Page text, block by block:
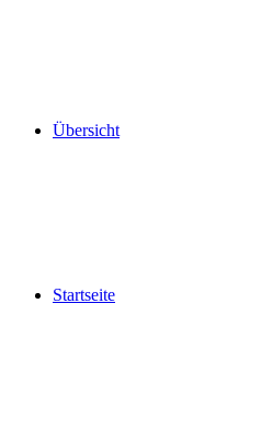
Übersicht
Startseite